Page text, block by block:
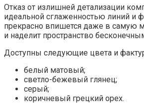
Отказ от излишней детализации
идеальной сглаженностью линий и
прекрасно впишется даже в самую
и наделит пространство
Доступны следующие цвета и
белый матовый;
светло-бежевый глянец;
серый;
коричневый грецкий орех.